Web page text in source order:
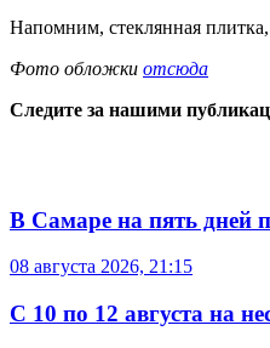
Напомним, стеклянная
Фото обложки отсюда
Следите за нашими
В Самаре на пять дней
08 августа 2026, 21:15
С 10 по 12 августа на